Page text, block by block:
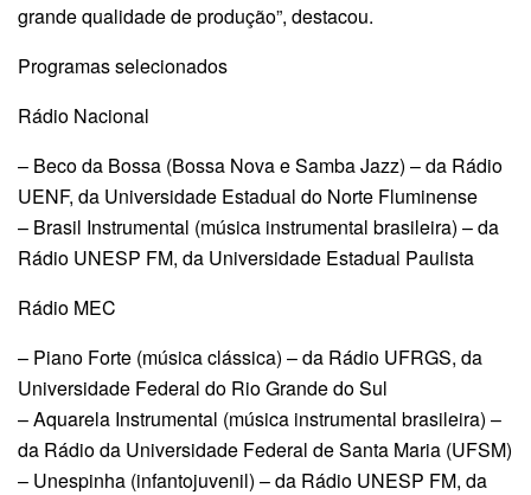
grande qualidade de produção”, destacou.
Programas selecionados
Rádio Nacional
– Beco da Bossa (Bossa Nova e Samba Jazz) – da Rádio
UENF, da Universidade Estadual do Norte Fluminense
– Brasil Instrumental (música instrumental brasileira) – da
Rádio UNESP FM, da Universidade Estadual Paulista
Rádio MEC
– Piano Forte (música clássica) – da Rádio UFRGS, da
Universidade Federal do Rio Grande do Sul
– Aquarela Instrumental (música instrumental brasileira) –
da Rádio da Universidade Federal de Santa Maria (UFSM)
– Unespinha (infantojuvenil) – da Rádio UNESP FM, da